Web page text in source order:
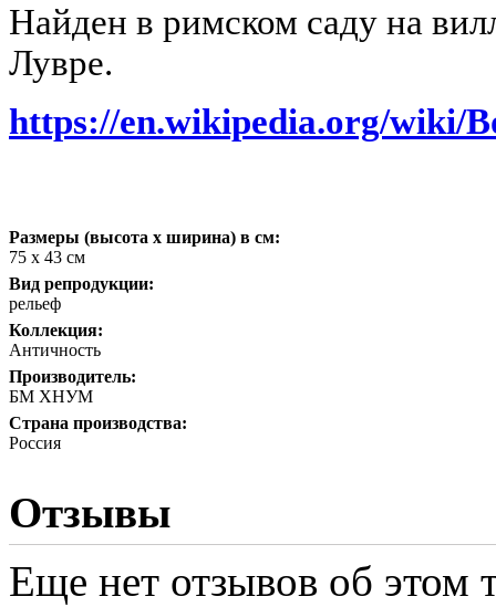
Найден в римском саду на
Лувре.
https://en.wikipedia.org/wiki/
Размеры (высота х ширина) в см:
75 х 43 см
Вид репродукции:
рельеф
Коллекция:
Античность
Производитель:
БМ ХНУМ
Страна производства:
Россия
Отзывы
Еще нет отзывов об этом